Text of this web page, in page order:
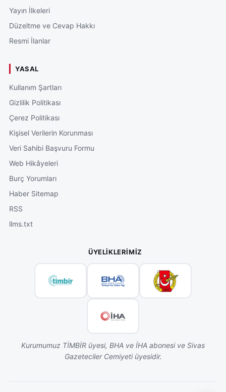
Yayın İlkeleri
Düzeltme ve Cevap Hakkı
Resmi İlanlar
YASAL
Kullanım Şartları
Gizlilik Politikası
Çerez Politikası
Kişisel Verilerin Korunması
Veri Sahibi Başvuru Formu
Web Hikâyeleri
Burç Yorumları
Haber Sitemap
RSS
llms.txt
ÜYELIKLERIMIZ
Kurumumuz TİMBİR üyesi, BHA ve İHA abonesi ve Sivas
Gazeteciler Cemiyeti üyesidir.